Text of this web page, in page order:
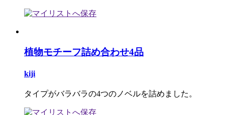
植物モチーフ詰め合わせ4品
kiji
タイプがバラバラの4つのノベルを詰めました。